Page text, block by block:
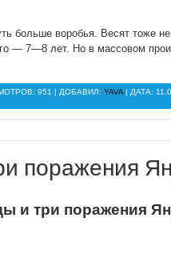
больше воробья. Весят тоже
— 7—8 лет. Но в массовом
951 | ДОБАВИЛ: YAVA | ДАТА:
поражения
и три поражения